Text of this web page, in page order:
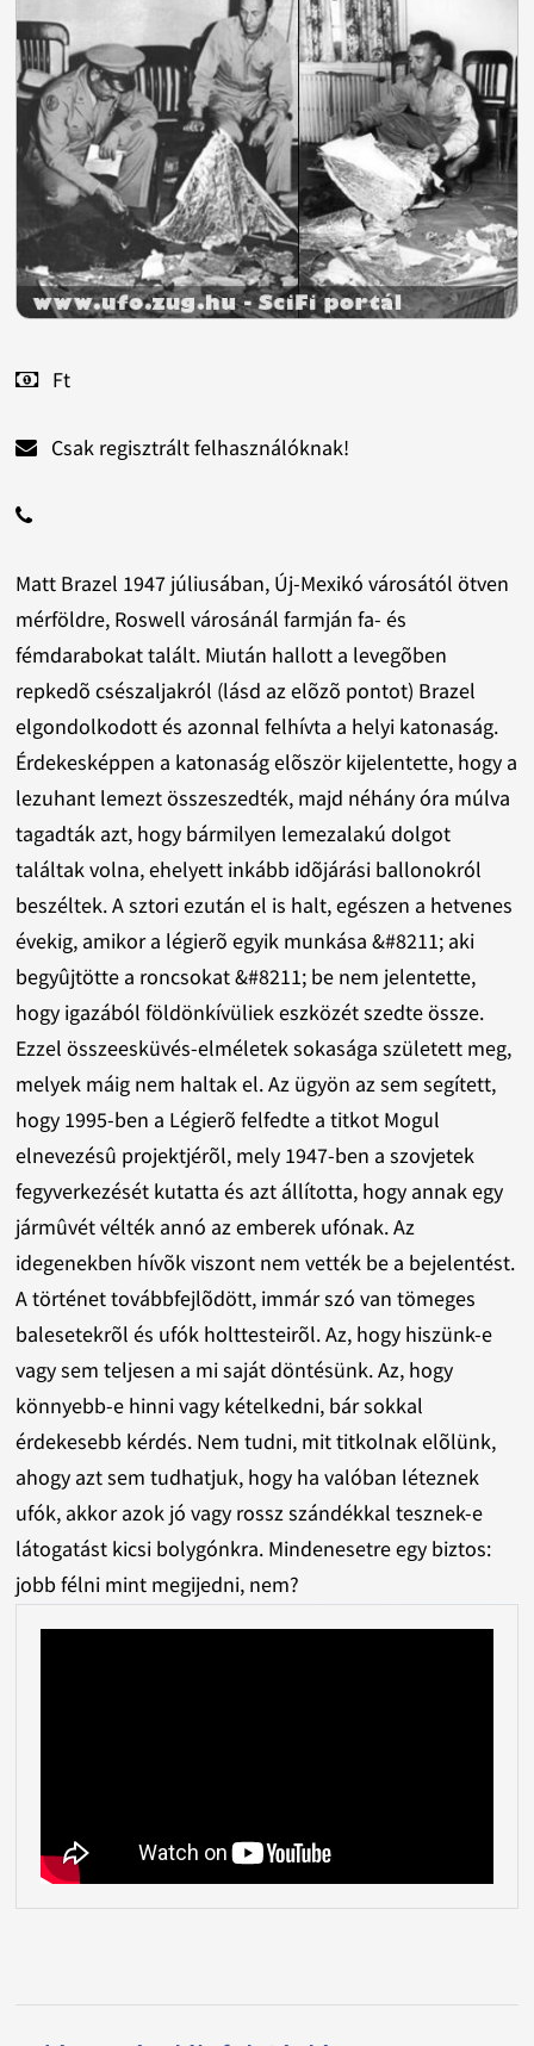
Ft
Csak regisztrált felhasználóknak!
Matt Brazel 1947 júliusában, Új-Mexikó városától ötven
mérföldre, Roswell városánál farmján fa- és
fémdarabokat talált. Miután hallott a levegõben
repkedõ csészaljakról (lásd az elõzõ pontot) Brazel
elgondolkodott és azonnal felhívta a helyi katonaság.
Érdekesképpen a katonaság elõször kijelentette, hogy a
lezuhant lemezt összeszedték, majd néhány óra múlva
tagadták azt, hogy bármilyen lemezalakú dolgot
találtak volna, ehelyett inkább idõjárási ballonokról
beszéltek. A sztori ezután el is halt, egészen a hetvenes
évekig, amikor a légierõ egyik munkása &#8211; aki
begyûjtötte a roncsokat &#8211; be nem jelentette,
hogy igazából földönkívüliek eszközét szedte össze.
Ezzel összeesküvés-elméletek sokasága született meg,
melyek máig nem haltak el. Az ügyön az sem segített,
hogy 1995-ben a Légierõ felfedte a titkot Mogul
elnevezésû projektjérõl, mely 1947-ben a szovjetek
fegyverkezését kutatta és azt állította, hogy annak egy
jármûvét vélték annó az emberek ufónak. Az
idegenekben hívõk viszont nem vették be a bejelentést.
A történet továbbfejlõdött, immár szó van tömeges
balesetekrõl és ufók holttesteirõl. Az, hogy hiszünk-e
vagy sem teljesen a mi saját döntésünk. Az, hogy
könnyebb-e hinni vagy kételkedni, bár sokkal
érdekesebb kérdés. Nem tudni, mit titkolnak elõlünk,
ahogy azt sem tudhatjuk, hogy ha valóban léteznek
ufók, akkor azok jó vagy rossz szándékkal tesznek-e
látogatást kicsi bolygónkra. Mindenesetre egy biztos:
jobb félni mint megijedni, nem?